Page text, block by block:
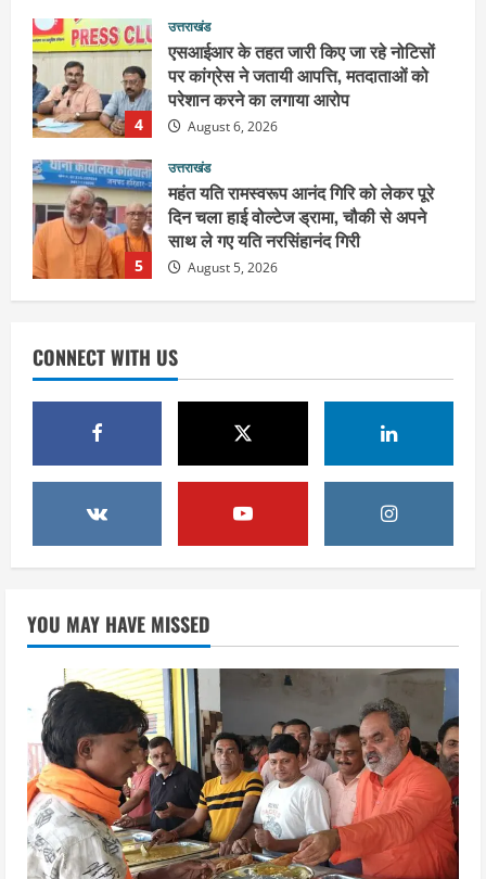
4
उत्तराखंड
एसआईआर के तहत जारी किए जा रहे नोटिसों
पर कांग्रेस ने जतायी आपत्ति, मतदाताओं को
परेशान करने का लगाया आरोप
August 6, 2026
5
उत्तराखंड
महंत यति रामस्वरूप आनंद गिरि को लेकर पूरे
दिन चला हाई वोल्टेज ड्रामा, चौकी से अपने
साथ ले गए यति नरसिंहानंद गिरी
August 5, 2026
1
शिवभक्त कांवड़ियों को भोजन प्रसाद वितरित
कर की सेवा, कांवड़ियों की सेवा के लिए सभी
सामर्थ्यवान आमजन आएं आगे : स्वामी
यतिश्वरानन्द
2
हरिद्वार के नेताओं को कांग्रेस प्रदेश
August 7, 2026
3
2036 ओलंपिक का सपना लेकर निकलेगी
कांवड़ यात्रा, संतों ने दिया विजयी भव का
आशीर्वाद
August 6, 2026
4
उत्तराखंड
एसआईआर के तहत जारी किए जा रहे नोटिसों
पर कांग्रेस ने जतायी आपत्ति, मतदाताओं को
परेशान करने का लगाया आरोप
August 6, 2026
उत्तराखंड
CONNECT WITH US
YOU MAY HAVE MISSED